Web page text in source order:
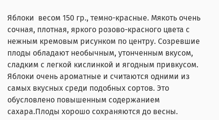
Яблоки весом 150 гр., темно-красные. Мякоть очень
сочная, плотная, яркого розово-красного цвета с
нежным кремовым рисунком по центру. Созревшие
плоды обладают необычным, утонченным вкусом,
сладким с легкой кислинкой и ягодным привкусом.
Яблоки очень ароматные и считаются одними из
самых вкусных среди подобных сортов. Это
обусловлено повышенным содержанием
сахара.Плоды хорошо сохраняются до весны.